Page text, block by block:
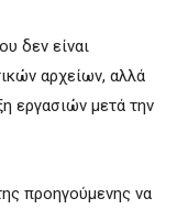
δεν είναι
αρχείων, αλλά
εργασιών μετά την
προηγούμενης να